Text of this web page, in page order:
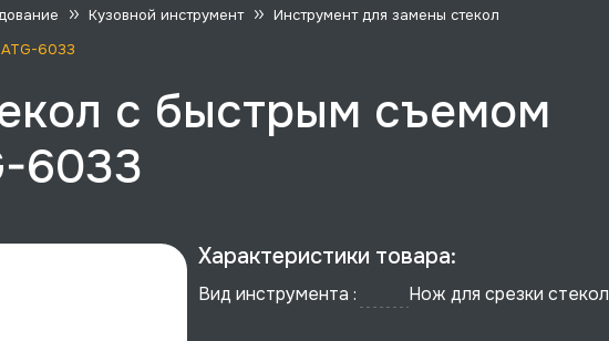
Кузовной инструмент
Инструмент для замены стекол
6033
с быстрым съемом
6033
Характеристики товара:
Вид инструмента : Нож для срезки стекол